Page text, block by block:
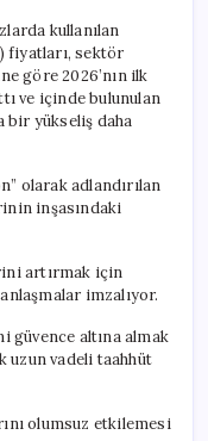
kullanılan
fiyatları, sektör
göre 2026’nın ilk
ve içinde bulunulan
bir yükseliş daha
olarak adlandırılan
inşasındaki
artırmak için
imzalıyor.
güvence altına almak
uzun vadeli taahhüt
olumsuz etkilemesi